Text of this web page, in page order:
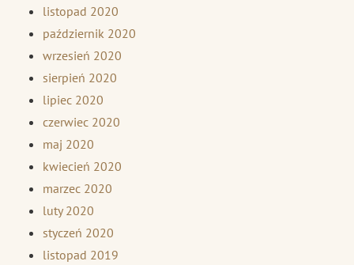
listopad 2020
październik 2020
wrzesień 2020
sierpień 2020
lipiec 2020
czerwiec 2020
maj 2020
kwiecień 2020
marzec 2020
luty 2020
styczeń 2020
listopad 2019